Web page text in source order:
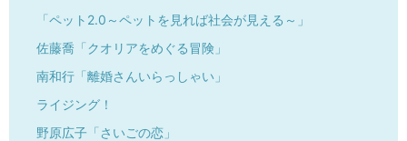
「ペット2.0～ペットを見れば社会が見える～」
佐藤喬「クオリアをめぐる冒険」
南和行「離婚さんいらっしゃい」
ライジング！
野原広子「さいごの恋」